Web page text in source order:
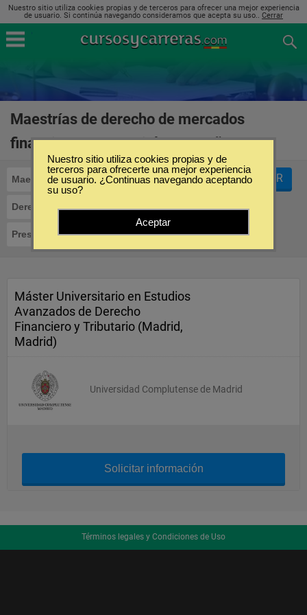
Nuestro sitio utiliza cookies propias y de terceros para ofrecer una mejor experiencia
de usuario. Si continúa navegando consideramos que acepta su uso.. Cerrar
Maestrías de derecho de mercados
financieros presencial en España
Maestrías
Derecho de Mercados Financieros
Presencial
FILTRAR
Máster Universitario en Estudios
Avanzados de Derecho
Financiero y Tributario (Madrid,
Madrid)
Universidad Complutense de Madrid
Solicitar información
Términos legales y Condiciones de Uso
Nuestro sitio utiliza cookies propias y de
terceros para ofrecerte una mejor experiencia
de usuario. ¿Continuas navegando aceptando
su uso?
Aceptar